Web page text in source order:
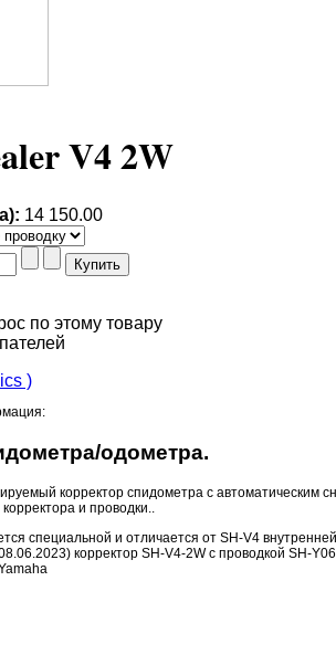
V4 2W
14 150.00
по этому товару
)
одометра.
корректор спидометра с автоматическим
и проводки..
специальной и отличается от SH-V4
корректор SH-V4-2W с проводкой SH-